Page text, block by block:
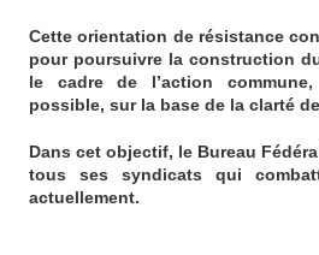
Cette orientation de résistance
pour poursuivre la construction
le cadre de l’action
possible, sur la base de la clarté
Dans cet objectif, le Bureau
tous ses syndicats qui
actuellement.